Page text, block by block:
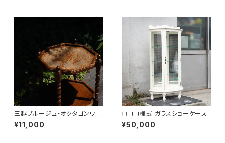
三越ブルージュ・オクタゴンワゴ
ン
¥11,000
ロココ様式 ガラスショーケース
¥50,000